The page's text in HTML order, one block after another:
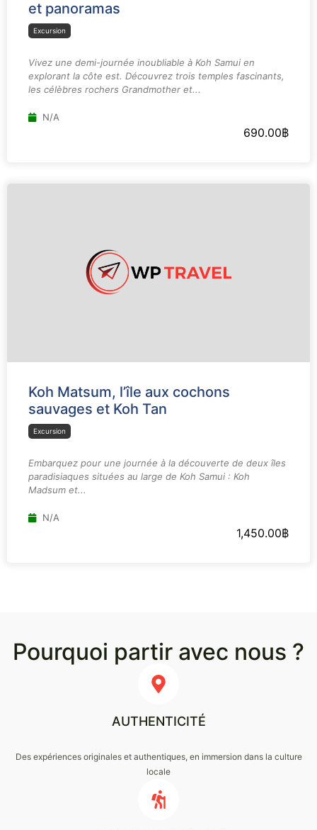
et panoramas
Excursion
Vivez une demi-journée inoubliable à Koh Samui en
explorant la côte est. Découvrez trois temples fascinants,
les célèbres rochers Grandmother et...
N/A
690.00฿
Koh Matsum, l’île aux cochons
sauvages et Koh Tan
Excursion
Embarquez pour une journée à la découverte de deux îles
paradisiaques situées au large de Koh Samui : Koh
Madsum et...
N/A
1,450.00฿
Pourquoi partir avec nous ?
AUTHENTICITÉ
Des expériences originales et authentiques, en immersion dans la culture
locale